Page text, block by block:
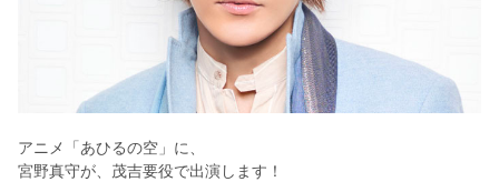
アニメ「あひるの空」に、
宮野真守が、茂吉要役で出演します！